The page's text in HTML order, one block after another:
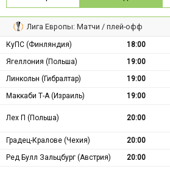
Лига Европы: Матчи / плей-офф
КуПС (Финляндия) 18:00
Ягеллония (Польша)
19:00
Линкольн (Гибралтар)
19:00
Маккаби Т-А (Израиль)
19:00
Лех П (Польша) 20:00
Градец-Кралове (Чехия)
20:00
Ред Булл Зальцбург (Австрия)
20:00